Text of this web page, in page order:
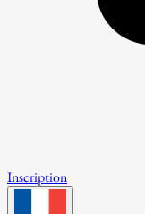
Inscription